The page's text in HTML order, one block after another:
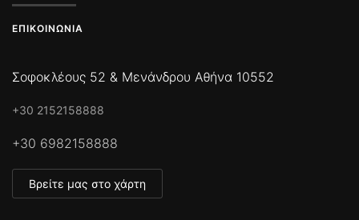
ΕΠΙΚΟΙΝΩΝΊΑ
Σοφοκλέους 52 & Μενάνδρου Αθήνα 10552
+30 2152158888
+30 6982158888
Βρείτε μας στο χάρτη